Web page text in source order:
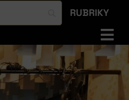
RUBRIKY